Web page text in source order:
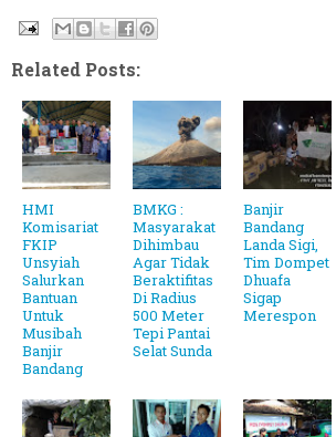
Related Posts:
HMI
Komisariat
FKIP
Unsyiah
Salurkan
Bantuan
Untuk
Musibah
Banjir
Bandang
BMKG :
Masyarakat
Dihimbau
Agar Tidak
Beraktifitas
Di Radius
500 Meter
Tepi Pantai
Selat Sunda
Banjir
Bandang
Landa Sigi,
Tim Dompet
Dhuafa
Sigap
Merespon